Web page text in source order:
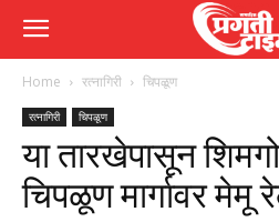
Home रत्नागिरी चिपळूण
रत्नागिरी चिपळूण
या तारखेपासून
चिपळूण मार्गावर मेमू